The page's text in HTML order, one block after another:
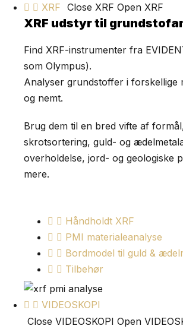
XRF Close XRF Open XRF
XRF udstyr til
Find XRF-instrumenter fra
som Olympus).
Analyser grundstoffer i forskellige
og nemt.
Brug dem til en bred vifte af
skrotsortering, guld- og
overholdelse, jord- og geologiske
mere.
Håndholdt XRF
PMI materialeanalyse
Bordmodel til guld &
Tilbehør
VIDEOSKOPI
Close VIDEOSKOPI Open